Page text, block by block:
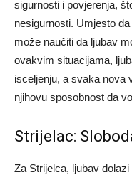
sigurnosti i povjerenja,
nesigurnosti. Umjesto
može naučiti da ljubav
ovakvim situacijama,
isceljenju, a svaka nova
njihovu sposobnost da
Strijelac:
Za Strijelca, ljubav